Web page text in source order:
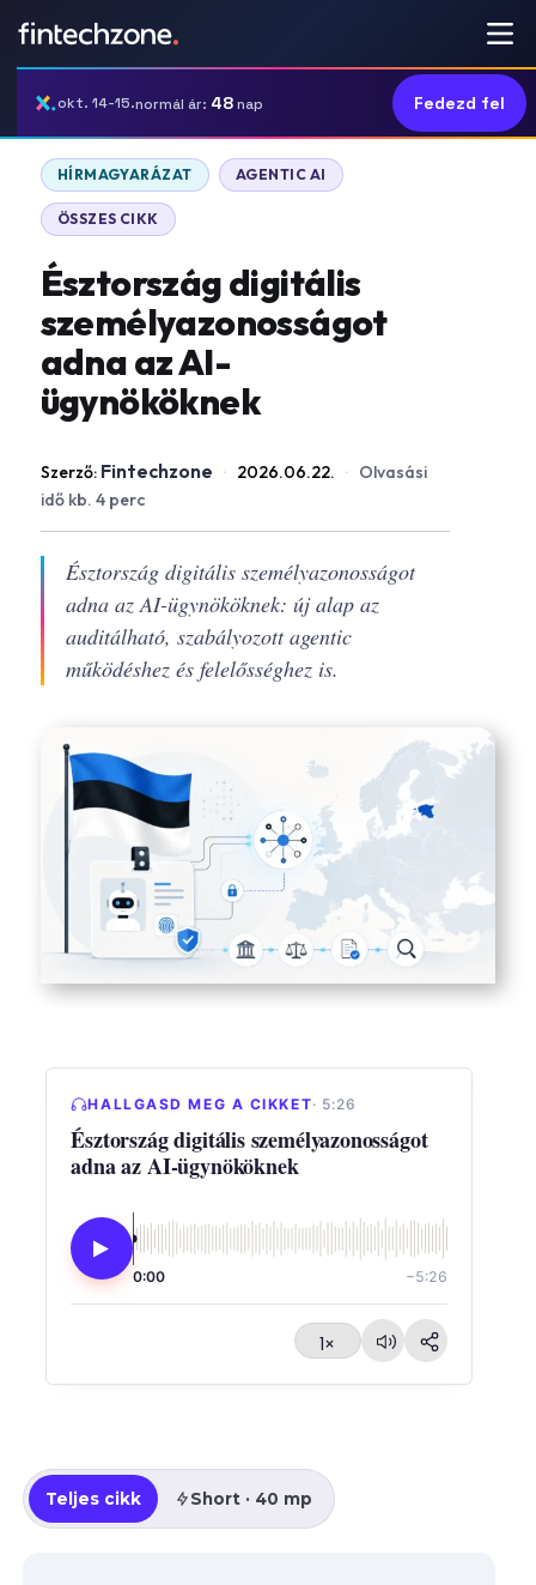
okt. 14-15.normál ár: 48nap Fedezd fel
HÍRMAGYARÁZAT AGENTIC AI
ÖSSZES CIKK
Észtország digitális
személyazonosságot
adna az AI-
ügynököknek
Szerző: Fintechzone · 2026.06.22. · Olvasási
idő kb. 4 perc
Észtország digitális személyazonosságot
adna az AI-ügynököknek: új alap az
auditálható, szabályozott agentic
működéshez és felelősséghez is.
HALLGASD MEG A CIKKET· 5:26
Észtország digitális személyazonosságot
adna az AI-ügynököknek
0:00 −5:26
1×
Teljes cikk Short · 40 mp